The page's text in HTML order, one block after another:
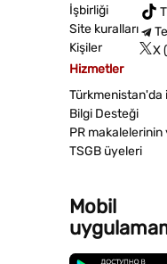
İşbirliği
Site kuralları
Kişiler
X
Hizmetler
Bilgi Desteği
PR
TSGB üyeleri
Mobil